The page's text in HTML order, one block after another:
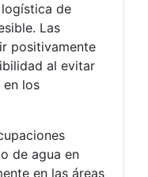
de
Las
positivamente
al evitar
en los
de agua en
en las áreas